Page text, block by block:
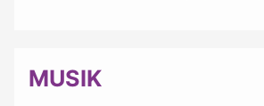
MUSIK